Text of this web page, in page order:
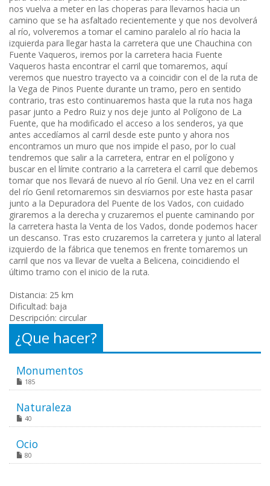
nos vuelva a meter en las choperas para llevarnos hacia un
camino que se ha asfaltado recientemente y que nos devolverá
al río, volveremos a tomar el camino paralelo al río hacia la
izquierda para llegar hasta la carretera que une Chauchina con
Fuente Vaqueros, iremos por la carretera hacia Fuente
Vaqueros hasta encontrar el carril que tomaremos, aquí
veremos que nuestro trayecto va a coincidir con el de la ruta de
la Vega de Pinos Puente durante un tramo, pero en sentido
contrario, tras esto continuaremos hasta que la ruta nos haga
pasar junto a Pedro Ruiz y nos deje junto al Polígono de La
Fuente, que ha modificado el acceso a los senderos, ya que
antes accedíamos al carril desde este punto y ahora nos
encontramos un muro que nos impide el paso, por lo cual
tendremos que salir a la carretera, entrar en el polígono y
buscar en el límite contrario a la carretera el carril que debemos
tomar que nos llevará de nuevo al río Genil. Una vez en el carril
del río Genil retornaremos sin desviarnos por este hasta pasar
junto a la Depuradora del Puente de los Vados, con cuidado
giraremos a la derecha y cruzaremos el puente caminando por
la carretera hasta la Venta de los Vados, donde podemos hacer
un descanso. Tras esto cruzaremos la carretera y junto al lateral
izquierdo de la fábrica que tenemos en frente tomaremos un
carril que nos va llevar de vuelta a Belicena, coincidiendo el
último tramo con el inicio de la ruta.
Distancia: 25 km
Dificultad: baja
Descripción: circular
¿Que hacer?
Monumentos
185
Naturaleza
40
Ocio
80